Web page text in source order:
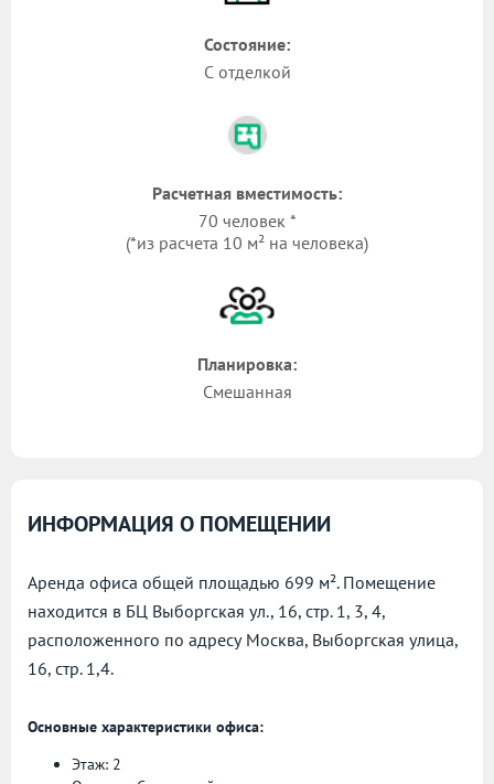
Состояние:
С отделкой
Расчетная вместимость:
70 человек *
(*из расчета 10 м² на человека)
Планировка:
Смешанная
ИНФОРМАЦИЯ О ПОМЕЩЕНИИ
Аренда офиса общей площадью 699 м². Помещение
находится в БЦ Выборгская ул., 16, стр. 1, 3, 4,
расположенного по адресу Москва, Выборгская улица,
16, стр. 1,4.
Основные характеристики офиса:
Этаж: 2